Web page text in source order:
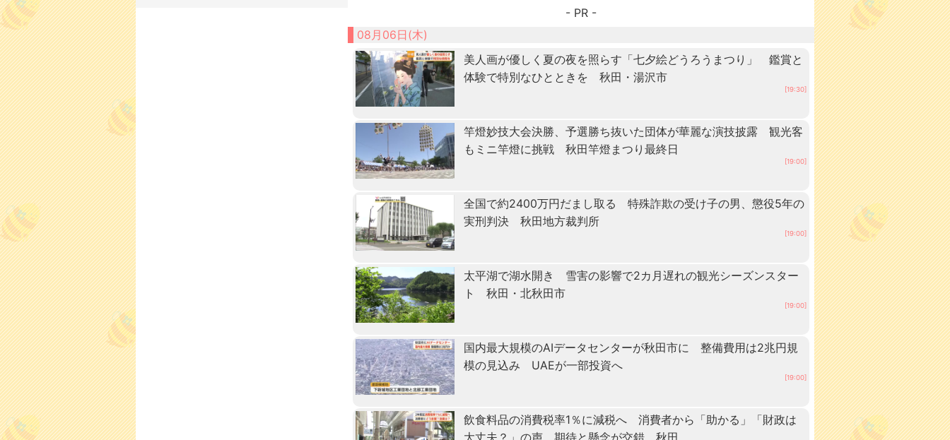
- PR -
08月06日(木)
美人画が優しく夏の夜を照らす「七夕絵どうろうまつり」 鑑賞と
体験で特別なひとときを 秋田・湯沢市
[19:30]
竿燈妙技大会決勝、予選勝ち抜いた団体が華麗な演技披露 観光客
もミニ竿燈に挑戦 秋田竿燈まつり最終日
[19:00]
全国で約2400万円だまし取る 特殊詐欺の受け子の男、懲役5年の
実刑判決 秋田地方裁判所
[19:00]
太平湖で湖水開き 雪害の影響で2カ月遅れの観光シーズンスター
ト 秋田・北秋田市
[19:00]
国内最大規模のAIデータセンターが秋田市に 整備費用は2兆円規
模の見込み UAEが一部投資へ
[19:00]
飲食料品の消費税率1％に減税へ 消費者から「助かる」「財政は